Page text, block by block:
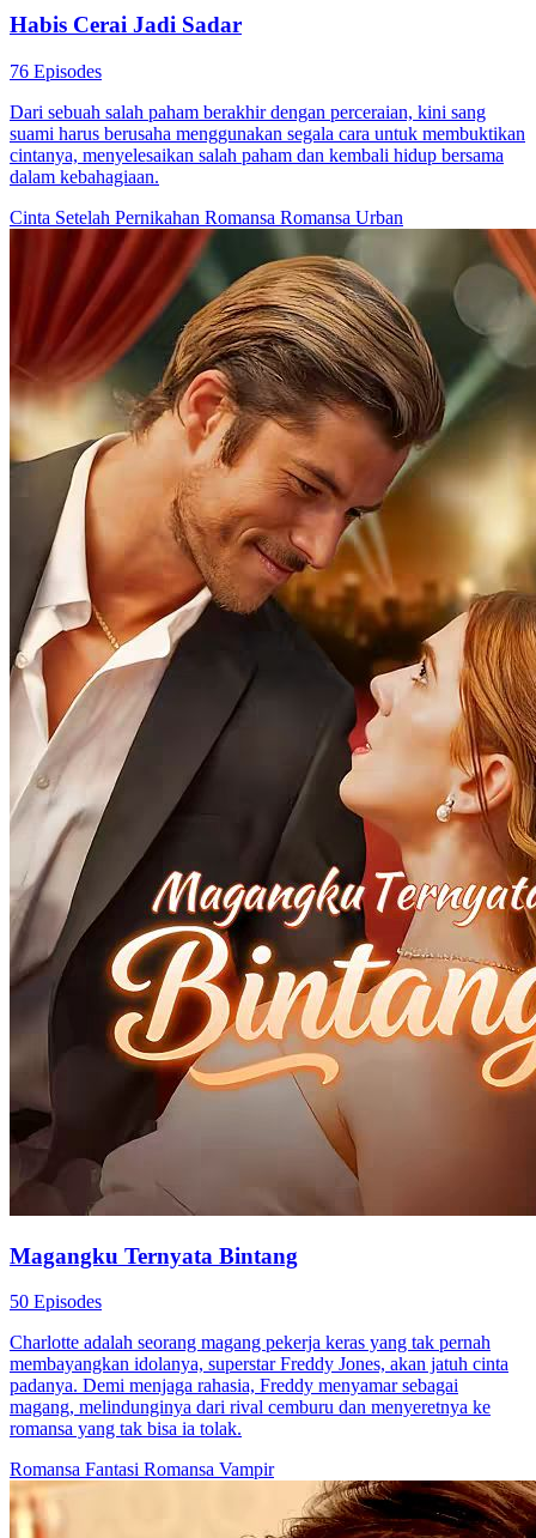
Kejutan Takdir Cinta
94 Episodes
Demi mendapatkan mahar berjumlah besar, ayah Amanda Gunawan
menikahkan putrinya dengan seorang pria bernama Rama Harris
yang dikenal idiot. Akan tetapi, takdir berkata lain. Ingatan Rama
pulih dan dia pun menemukan fakta yang mengejutkan: ayah
Amanda adalah dalang di balik kematian orang tuanya. Setelah
mengetahui ini, kemarahan Rama tak terbendung dan dia langsung
melampiaskannya pada Amanda. Akan tetapi, di tengah konflik
yang berlangsung, identitas Amanda yang sebenarnya pun
terungkap dan membuka jalan cerita baru di tengah cerita yang
sedang berlangsung.
Identitas Tersembunyi
RomansaRomansa Urban